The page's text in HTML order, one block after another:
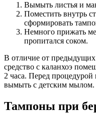
Вымыть листья и
Поместить внутрь
сформировать
Немного прижать
пропитался соком.
В отличие от
средство с каланхоэ
2 часа. Перед
вымыть с детским мылом.
Тампоны при